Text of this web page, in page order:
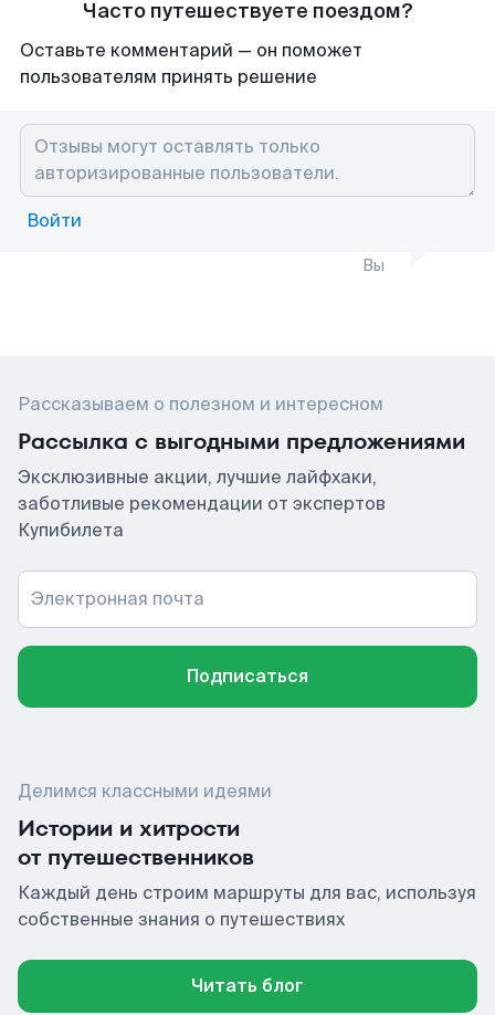
Часто путешествуете поездом?
Оставьте комментарий — он поможет
пользователям принять решение
Войти
Вы
Рассказываем о полезном и интересном
Рассылка с выгодными предложениями
Эксклюзивные акции, лучшие лайфхаки,
заботливые рекомендации от экспертов
Купибилета
Электронная почта
Подписаться
Делимся классными идеями
Истории и хитрости
от путешественников
Каждый день строим маршруты для вас, используя
собственные знания о путешествиях
Читать блог